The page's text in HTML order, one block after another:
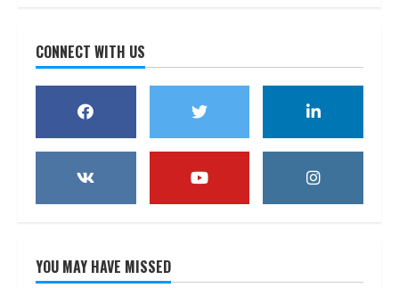
CONNECT WITH US
YOU MAY HAVE MISSED